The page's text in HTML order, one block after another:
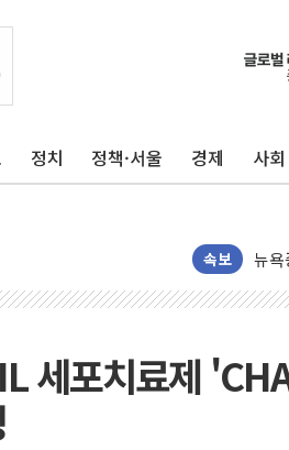
정치 정책·서울 경제 사회
속보
민주
한
트럼
유럽
[종
트
세포치료제